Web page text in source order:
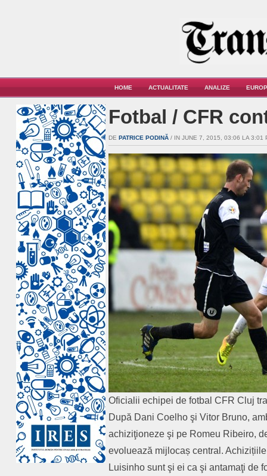
HOME ACTUALITATE ANALIZE
Fotbal / CFR
DE PATRICE PODINĂ / IN JUNE 7, 2015, 03:06 LA 3:01
Oficialii echipei de fotbal CFR Cluj
După Dani Coelho şi Vitor Bruno,
achiziţioneze şi pe Romeu Ribeiro,
evoluează mijlocaș central.
Luisinho sunt şi ei ca şi antamaţi de